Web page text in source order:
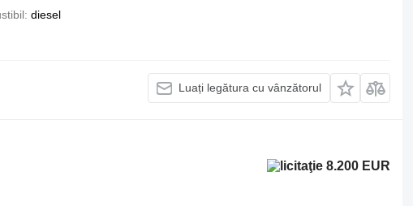
diesel
Luați legătura cu vânzătorul
8.200 EUR